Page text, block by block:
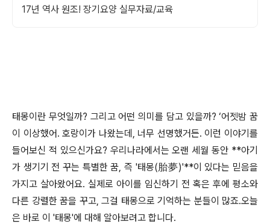
17년 역사 원조! 장기요양 실무자료/교육
태몽이란 무엇일까? 그리고 어떤 의미를 담고 있을까? ‘어젯밤 꿈
이 이상했어. 호랑이가 나왔는데, 너무 선명했거든. 이런 이야기를
들어보신 적 있으신가요? 우리나라에서는 오랜 세월 동안 **아기
가 생기기 전 꾸는 특별한 꿈, 즉 '태몽(胎夢)'**이 있다는 믿음을
가지고 살아왔어요. 실제로 아이를 임신하기 전 혹은 후에 평소와
다른 강렬한 꿈을 꾸고, 그걸 태몽으로 기억하는 분들이 많죠.오늘
은 바로 이 '태몽'에 대해 알아보려고 합니다.